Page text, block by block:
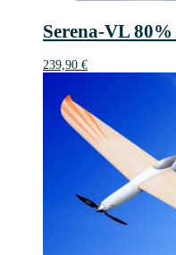
Serena-VL
239,90 €